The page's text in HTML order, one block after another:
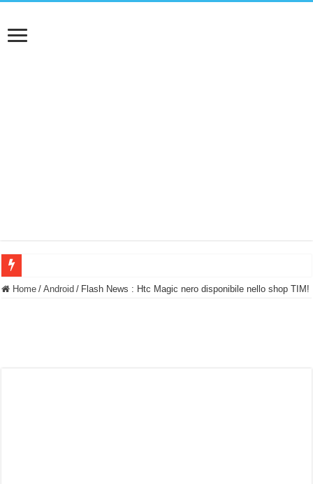
BASTA FATICARE! Questo robot tagliaerba lo appoggi e fa tutto lui! (Senza
Home / Android / Flash News : Htc Magic nero disponibile nello shop TIM!